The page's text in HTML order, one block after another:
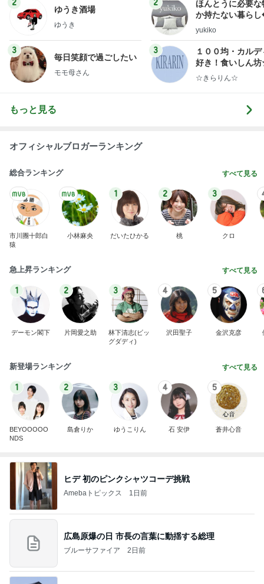
2
ゆうき酒場
ゆうき
3
毎日笑顔で過ごしたい
モモ母さん
2
ほんとうに必要な
か持たない暮ら
ep Life Simple◆
yukiko
3
１００均・カルデ
好き！食いしん
らりん☆のブログ
☆きらりん☆
もっと見る
オフィシャルブロガーランキング
総合ランキング すべて見る
市川團十郎白
猿
小林麻央
1
だいたひかる
2
桃
3
クロ
急上昇ランキング すべて見る
1
デーモン閣下
2
片岡愛之助
3
林下清志(ビッ
グダディ)
4
沢田聖子
5
金沢克彦
新登場ランキング すべて見る
1
BEYOOOOO
NDS
2
島倉りか
3
ゆうこりん
4
石 安伊
5
蒼井心音
ヒデ 初のピンクシャツコーデ挑戦
Amebaトピックス 1日前
広島原爆の日 市長の言葉に動揺する総理
ブルーサファイア 2日前